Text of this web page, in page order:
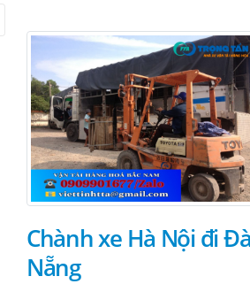
Chành xe Hà Nội đi Đà
Nẵng